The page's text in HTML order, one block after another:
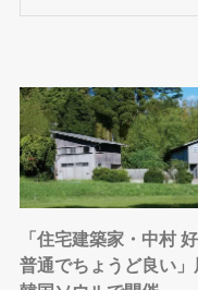
「住宅建築家・中村
普通でちょうど良い」